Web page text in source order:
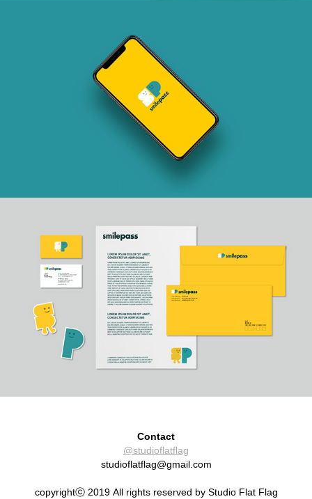
Contact
@studioflatflag
studioflatflag@gmail.com
copyrightⓒ 2019 All rights reserved by Studio Flat Flag